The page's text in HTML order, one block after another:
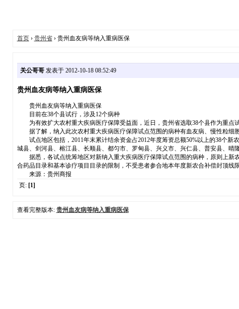
首页› 贵州省› 贵州血友病等纳入重病医保
关公哥哥发表于 2012-10-18 08:52:49
贵州血友病等纳入重病医保
贵州血友病等纳入重病医保
目前在38个县试行，涉及12个病种
为有效扩大农村重大疾病医疗保障受益面，近日，贵州省选取38个县作为重点试
据了解，纳入此次农村重大疾病医疗保障试点范围的病种有血友病、慢性粒细
试点地区包括，2011年末累计结余资金占2012年度筹资总额50%以上的38个新
城县、剑河县、榕江县、长顺县、都匀市、罗甸县、兴义市、兴仁县、普安县、
据悉，各试点统筹地区对新纳入重大疾病医疗保障试点范围的病种，原则上新
合药品目录和基本诊疗项目目录的限制，不受患者参合地本年度新农合补偿封顶线限
来源：贵州商报
页: [1]
查看完整版本: 贵州血友病等纳入重病医保